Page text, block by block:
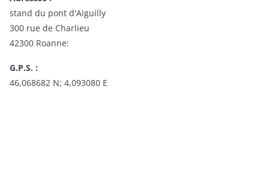
stand du pont d'Aiguilly
300 rue de Charlieu
42300 Roanne:
G.P.S. :
46,068682 N; 4,093080 E